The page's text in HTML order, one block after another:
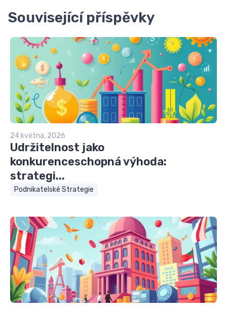
Související příspěvky
24 května, 2026
Udržitelnost jako
konkurenceschopná výhoda:
strategi...
Podnikatelské Strategie